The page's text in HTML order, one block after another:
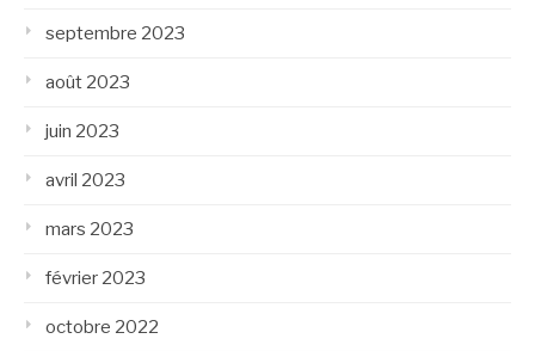
septembre 2023
août 2023
juin 2023
avril 2023
mars 2023
février 2023
octobre 2022